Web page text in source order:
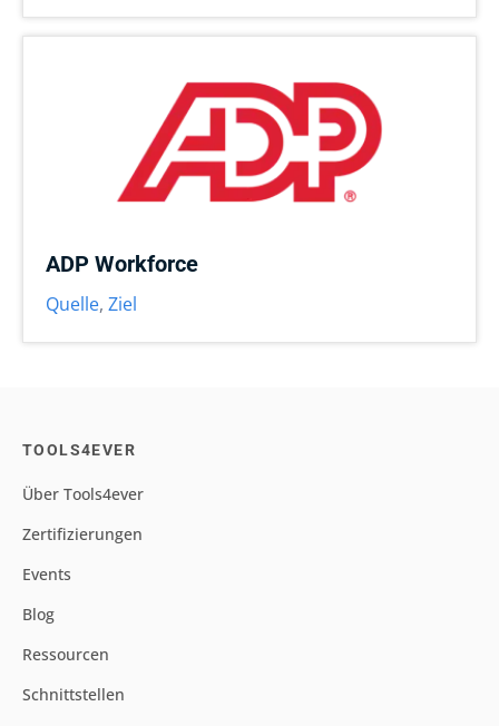
ADP Workforce
Quelle, Ziel
TOOLS4EVER
Über Tools4ever
Zertifizierungen
Events
Blog
Ressourcen
Schnittstellen